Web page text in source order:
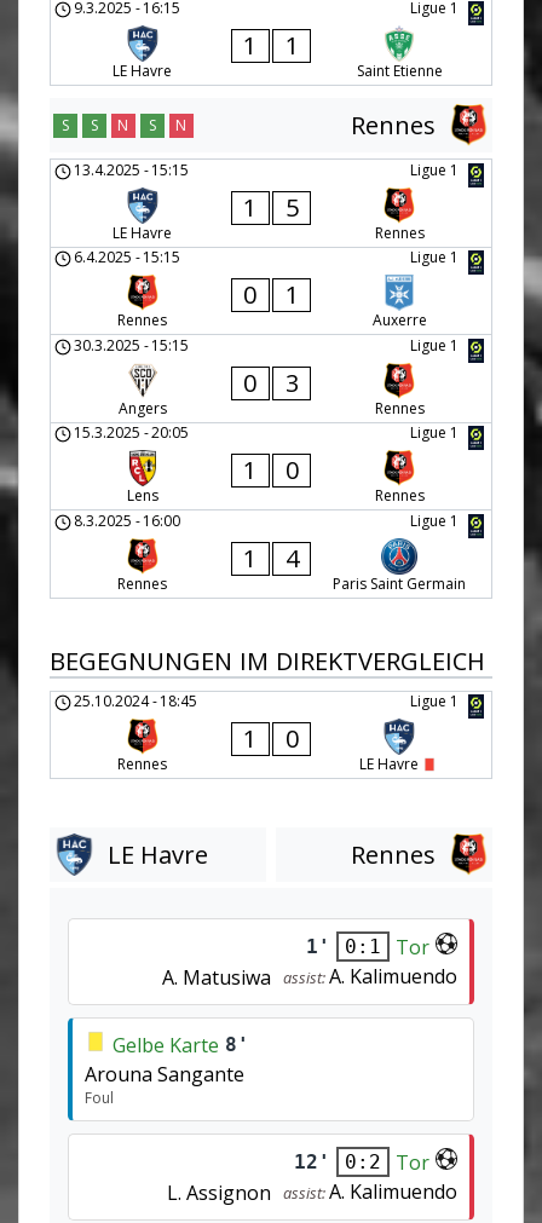
Ligue 1
9.3.2025 -16:15
LE Havre
1 1
Saint Etienne
Rennes
S S N S N
Ligue 1
13.4.2025 -15:15
LE Havre
1 5
Rennes
Ligue 1
6.4.2025 -15:15
Rennes
0 1
Auxerre
Ligue 1
30.3.2025 -15:15
Angers
0 3
Rennes
Ligue 1
15.3.2025 -20:05
Lens
1 0
Rennes
Ligue 1
8.3.2025 -16:00
Rennes
1 4
Paris Saint Germain
BEGEGNUNGEN IM DIREKTVERGLEICH
Ligue 1
25.10.2024-18:45
Rennes
1 0
LE Havre
LE Havre Rennes
1' 0:1
Tor
A. Matusiwa
assist:A. Kalimuendo
Gelbe Karte 8'
Arouna Sangante
Foul
12' 0:2
Tor
L. Assignon
assist:A. Kalimuendo